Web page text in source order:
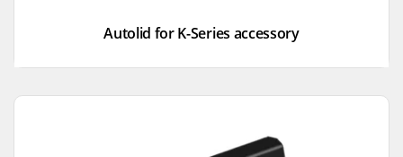
Autolid for K-Series accessory